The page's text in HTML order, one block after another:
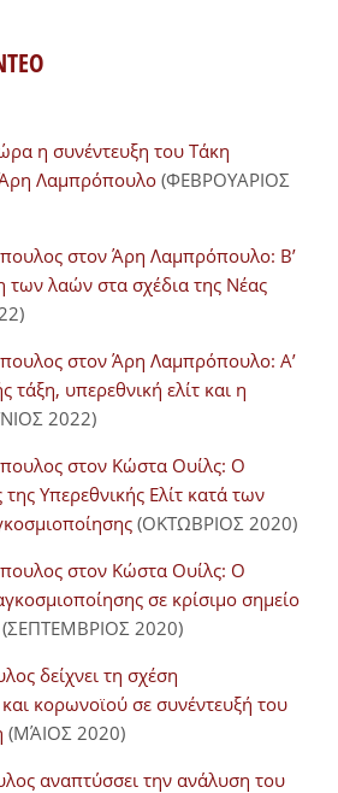
η συνέντευξη του Τάκη
Λαμπρόπουλο (ΦΕΒΡΟΥΑΡΙΟΣ
στον Άρη Λαμπρόπουλο: Β’
λαών στα σχέδια της Νέας
στον Άρη Λαμπρόπουλο: Α’
τάξη, υπερεθνική ελίτ και η
2022)
στον Κώστα Ουίλς: Ο
Υπερεθνικής Ελίτ κατά των
(ΟΚΤΩΒΡΙΟΣ 2020)
στον Κώστα Ουίλς: Ο
σε κρίσιμο σημείο
(ΣΕΠΤΕΜΒΡΙΟΣ 2020)
δείχνει τη σχέση
κορωνοϊού σε συνέντευξή του
(ΜΆΙΟΣ 2020)
αναπτύσσει την ανάλυση του